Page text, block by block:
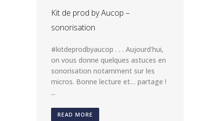
Kit de prod by Aucop –
sonorisation
#kitdeprodbyaucop . . . Aujourd'hui,
on vous donne quelques astuces en
sonorisation notamment sur les
micros. Bonne lecture et… partage !
...
READ MORE